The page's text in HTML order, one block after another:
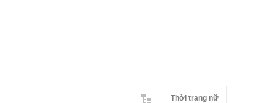
Thời trang nữ